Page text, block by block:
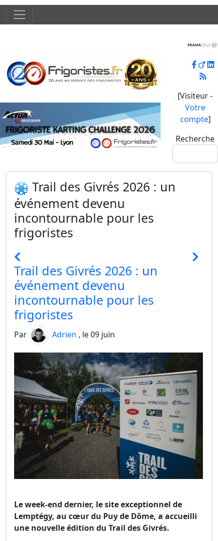
[Visiteur -
Votre
compte]
Recherche
Trail des Givrés 2026 : un
événement devenu
incontournable pour les
frigoristes
Trail des Givrés 2026 : un
événement devenu
incontournable pour les
frigoristes
Par Adrien , le 09 juin
Le week-end dernier, le site exceptionnel de
Lemptégy, au cœur du Puy de Dôme, a accueilli
une nouvelle édition du Trail des Givrés.